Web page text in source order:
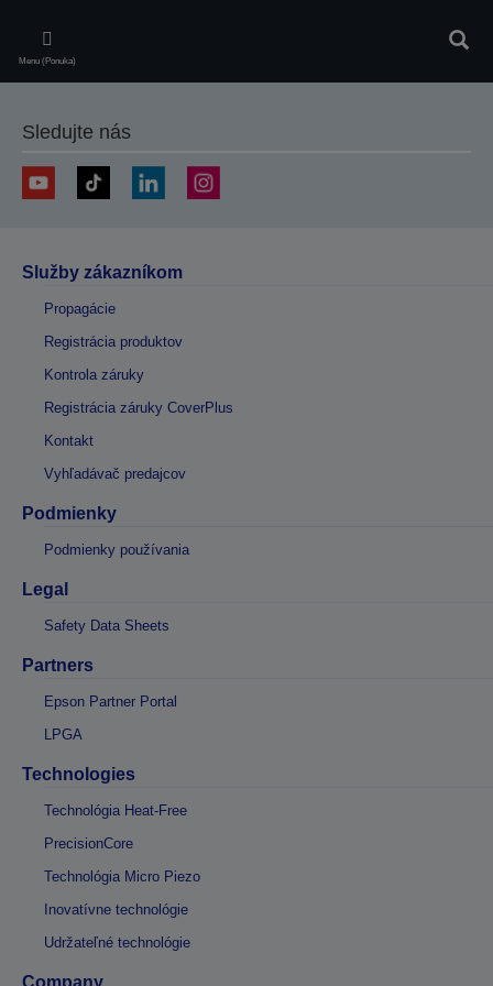
main
content
Menu (Ponuka)
Sledujte nás
Služby zákazníkom
Propagácie
Registrácia produktov
Kontrola záruky
Registrácia záruky CoverPlus
Kontakt
Vyhľadávač predajcov
Podmienky
Podmienky používania
Legal
Safety Data Sheets
Partners
Epson Partner Portal
LPGA
Technologies
Technológia Heat-Free
PrecisionCore
Technológia Micro Piezo
Inovatívne technológie
Udržateľné technológie
Company